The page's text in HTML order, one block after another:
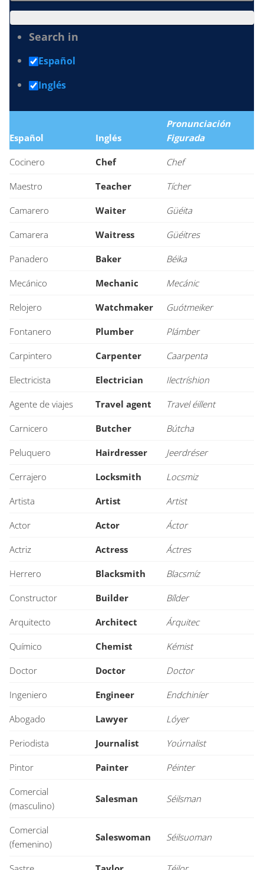
Search in
Español
Inglés
Español Inglés
Pronunciación
Figurada
Cocinero Chef Chef
Maestro Teacher Tícher
Camarero Waiter Güéita
Camarera Waitress Güéitres
Panadero Baker Béika
Mecánico Mechanic Mecánic
Relojero Watchmaker Guótmeiker
Fontanero Plumber Plámber
Carpintero Carpenter Caarpenta
Electricista Electrician Ilectríshion
Agente de viajes Travel agent Travel éillent
Carnicero Butcher Bútcha
Peluquero Hairdresser Jeerdréser
Cerrajero Locksmith Locsmiz
Artista Artist Artist
Actor Actor Áctor
Actriz Actress Áctres
Herrero Blacksmith Blacsmíz
Constructor Builder Bílder
Arquitecto Architect Árquitec
Químico Chemist Kémist
Doctor Doctor Doctor
Ingeniero Engineer Endchiníer
Abogado Lawyer Lóyer
Periodista Journalist Yoúrnalist
Pintor Painter Péinter
Comercial
(masculino)
Salesman Séilsman
Comercial
(femenino)
Saleswoman Séilsuoman